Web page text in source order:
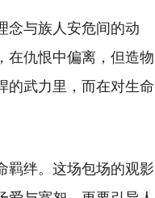
念与族人安危间的动
在仇恨中偏离，但造物
武力里，而在对生命
羁绊。这场包场的观影